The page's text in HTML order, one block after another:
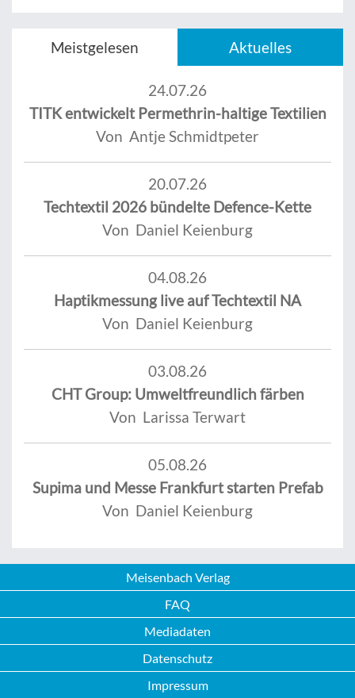
Meistgelesen Aktuelles
24.07.26
TITK entwickelt Permethrin-haltige Textilien
Von Antje Schmidtpeter
20.07.26
Techtextil 2026 bündelte Defence-Kette
Von Daniel Keienburg
04.08.26
Haptikmessung live auf Techtextil NA
Von Daniel Keienburg
03.08.26
CHT Group: Umweltfreundlich färben
Von Larissa Terwart
05.08.26
Supima und Messe Frankfurt starten Prefab
Von Daniel Keienburg
Meisenbach Verlag
FAQ
Mediadaten
Datenschutz
Impressum